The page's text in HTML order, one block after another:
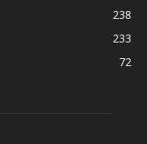
238
233
72